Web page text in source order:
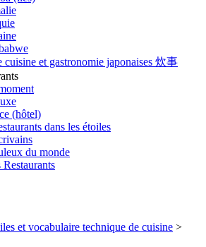
cuisine et gastronomie japonaises 炊事
(hôtel)
dans les étoiles
du monde
et vocabulaire technique de cuisine >